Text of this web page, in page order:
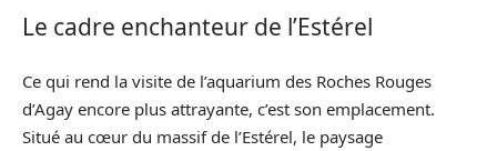
Le cadre enchanteur de l’Estérel
Ce qui rend la visite de l’aquarium des Roches Rouges
d’Agay encore plus attrayante, c’est son emplacement.
Situé au cœur du massif de l’Estérel, le paysage